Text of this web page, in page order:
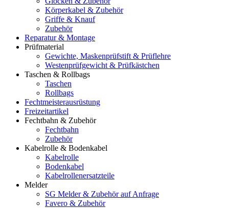
Körperkabel & Zubehör
Griffe & Knauf
Zubehör
Reparatur & Montage
Prüfmaterial
Gewichte, Maskenprüfstift & Prüflehre
Westenprüfgewicht & Prüfkästchen
Taschen & Rollbags
Taschen
Rollbags
Fechtmeisterausrüstung
Freizeitartikel
Fechtbahn & Zubehör
Fechtbahn
Zubehör
Kabelrolle & Bodenkabel
Kabelrolle
Bodenkabel
Kabelrollenersatzteile
Melder
SG Melder & Zubehör auf Anfrage
Favero & Zubehör